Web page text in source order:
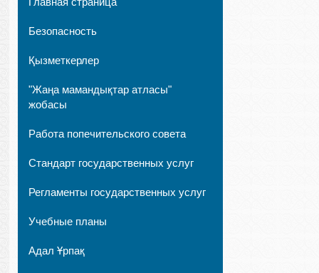
Безопасность
Қызметкерлер
"Жаңа мамандықтар атласы"
жобасы
Работа попечительского совета
Стандарт государственных услуг
Регламенты государственных услуг
Учебные планы
Адал Ұрпақ